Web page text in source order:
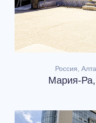
Россия,
Мария-